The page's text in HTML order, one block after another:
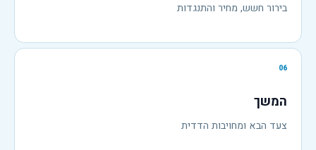
בירור חשש, מחיר והתנגדות
06
המשך
צעד הבא ומחויבות הדדית